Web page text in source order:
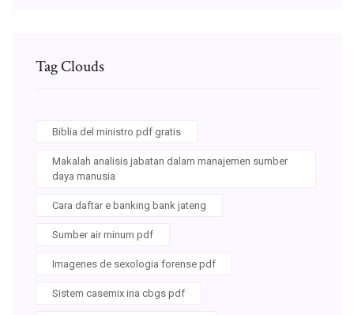
Tag Clouds
Biblia del ministro pdf gratis
Makalah analisis jabatan dalam manajemen sumber
daya manusia
Cara daftar e banking bank jateng
Sumber air minum pdf
Imagenes de sexologia forense pdf
Sistem casemix ina cbgs pdf